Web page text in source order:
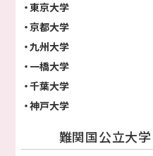
東京大学
京都大学
九州大学
一橋大学
千葉大学
神戸大学
難関国公立大学